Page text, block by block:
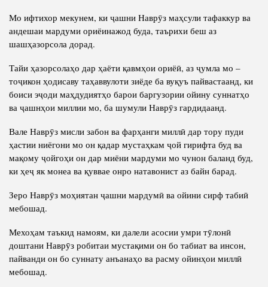
Мо ифтихор мекунем, ки ҷашни Наврӯз маҳсули тафаккур ва
андешаи мардуми ориёинажод буда, таърихи беш аз
шашҳазорсола дорад.
Тайи ҳазорсолаҳо дар ҳаёти қавмҳои ориёӣ, аз ҷумла мо –
тоҷикон ҳодисаву таҳаввулоти зиёде ба вуқуъ пайвастаанд, ки
боиси эҷоди маҳдудиятҳо барои баргузории ойину суннатҳо
ва ҷашнҳои миллии мо, ба шумули Наврӯз гардидаанд.
Вале Наврӯз мисли забон ва фарҳанги миллӣ дар тору пуди
ҳастии ниёгони мо он қадар мустаҳкам ҷой гирифта буд ва
мақому ҷойгоҳи он дар миёни мардуми мо чунон баланд буд,
ки ҳеҷ як монеа ва қуввае онро натавонист аз байн барад.
Зеро Наврӯз моҳиятан ҷашни мардумӣ ва ойини сирф табиӣ
мебошад.
Мехоҳам таъкид намоям, ки далели асосии умри тӯлонӣ
доштани Наврӯз робитаи мустақими он бо табиат ва инсон,
пайванди он бо суннату анъанаҳо ва расму ойинҳои миллӣ
мебошад.